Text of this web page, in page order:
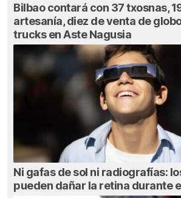
Bilbao contará con 37 txosnas,
artesanía, diez de venta de
trucks en Aste Nagusia
Ni gafas de sol ni radiografías:
pueden dañar la retina durante